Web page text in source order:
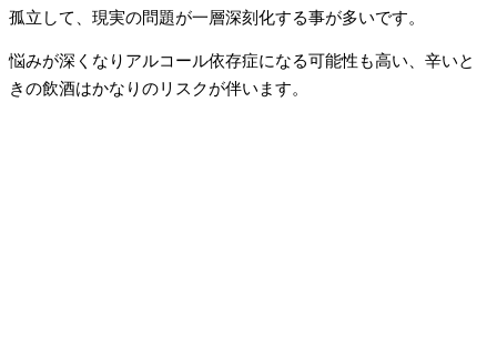
孤立して、現実の問題が一層深刻化する事が多いです。
悩みが深くなりアルコール依存症になる可能性も高い、辛いと
きの飲酒はかなりのリスクが伴います。